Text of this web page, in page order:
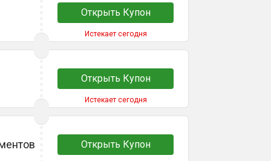
Открыть Купон
Истекает сегодня
Открыть Купон
Истекает сегодня
Открыть Купон